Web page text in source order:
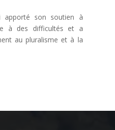
apporté son soutien à
à des difficultés et a
au pluralisme et à la